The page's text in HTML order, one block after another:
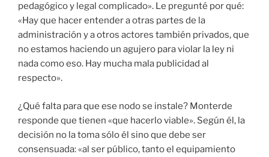
pedagógico y legal complicado». Le pregunté por qué:
«Hay que hacer entender a otras partes de la
administración y a otros actores también privados, que
no estamos haciendo un agujero para violar la ley ni
nada como eso. Hay mucha mala publicidad al
respecto».
¿Qué falta para que ese nodo se instale? Monterde
responde que tienen «que hacerlo viable». Según él, la
decisión no la toma sólo él sino que debe ser
consensuada: «al ser público, tanto el equipamiento